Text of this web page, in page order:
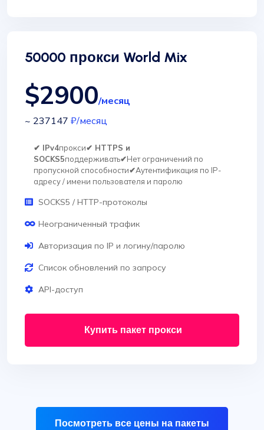
50000 прокси World Mix
$2900/месяц
~ 237147 ₽/месяц
✔ IPv4прокси✔ HTTPS и
SOCKS5поддерживать✔Нет ограничений по
пропускной способности✔Аутентификация по IP-
адресу / имени пользователя и паролю
SOCKS5 / HTTP-протоколы
Неограниченный трафик
Авторизация по IP и логину/паролю
Список обновлений по запросу
API-доступ
Купить пакет прокси
Посмотреть все цены на пакеты